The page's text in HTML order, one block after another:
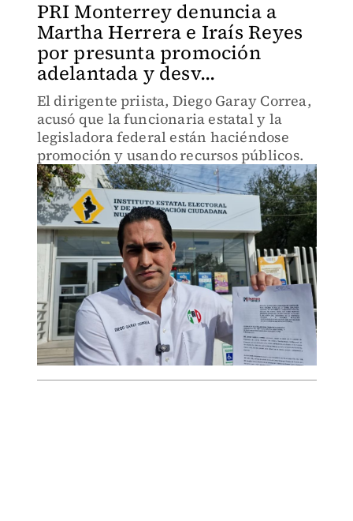
PRI Monterrey denuncia a
Martha Herrera e Iraís Reyes
por presunta promoción
adelantada y desv...
El dirigente priista, Diego Garay Correa,
acusó que la funcionaria estatal y la
legisladora federal están haciéndose
promoción y usando recursos públicos.